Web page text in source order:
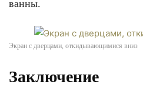
ванны.
Экран с дверцами, откидывающимися вниз
Заключение